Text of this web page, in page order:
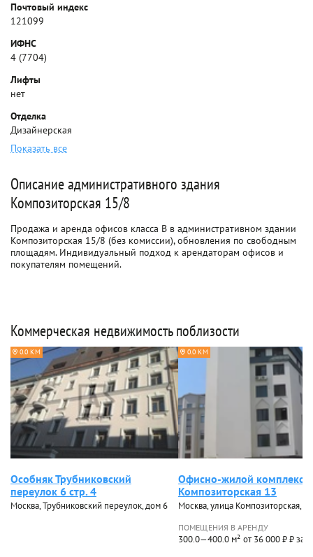
Почтовый индекс
121099
ИФНС
4 (7704)
Лифты
нет
Отделка
Дизайнерская
Показать все
Описание административного здания
Композиторская 15/8
Продажа и аренда офисов класса B в административном здании
Композиторская 15/8 (без комиссии), обновления по свободным
площадям. Индивидуальный подход к арендаторам офисов и
покупателям помещений.
Коммерческая недвижимость поблизости
0.0 КМ
Особняк Трубниковский
переулок 6 стр. 4
Москва, Трубниковский переулок, дом 6
0.0 КМ
Офисно-жилой комплекс
Композиторская 13
Москва, улица Композиторская,
ПОМЕЩЕНИЯ В АРЕНДУ
300.0—400.0 м² от 36 000 ₽ ₽ за